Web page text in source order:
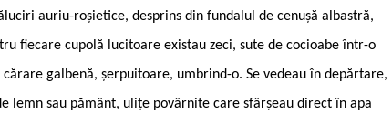
auriu-roșietice, desprins din fundalul de cenușă albastră,
fiecare cupolă lucitoare existau zeci, sute de cocioabe într-o
galbenă, șerpuitoare, umbrind-o. Se vedeau în depărtare,
lemn sau pământ, ulițe povârnite care sfârșeau direct în apa